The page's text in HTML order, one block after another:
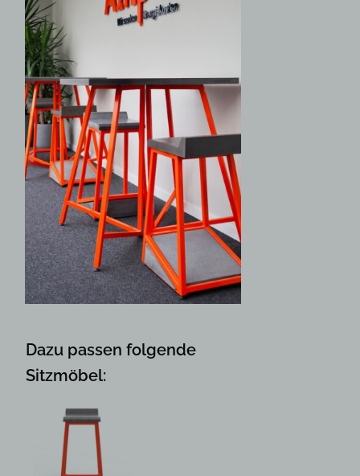
Dazu passen folgende
Sitzmöbel: